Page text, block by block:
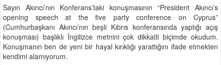
Sayın Akıncı’nın Konferans’taki konuşmasının “President Akıncı’s
opening speech at the five party conference on Cyprus”
(Cumhurbaşkanı Akıncı’nın beşli Kıbrıs konferansında yaptığı açış
konuşması) başlıklı İngilizce metnini çok dikkatli biçimde okudum.
Konuşmanın ben de yeni bir hayal kırıklığı yarattığını ifade etmekten
kendimi alamıyorum.